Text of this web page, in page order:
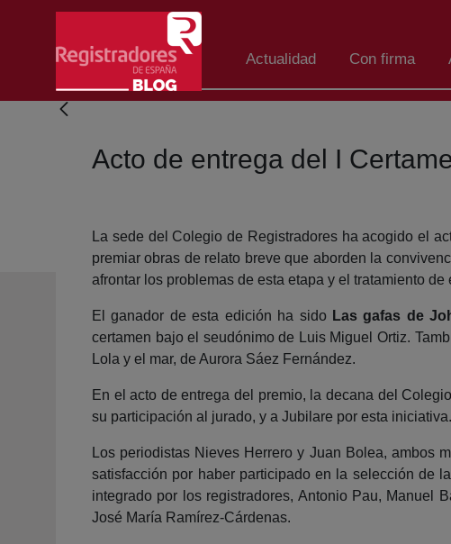
Saltar al contenido principal
Actualidad Con firma
Acto de entrega del I
La sede del Colegio de Registradores ha acogido el
premiar obras de relato breve que aborden la
afrontar los problemas de esta etapa y el tratamiento
El ganador de esta edición ha sido Las gafas de
certamen bajo el seudónimo de Luis Miguel Ortiz.
Lola y el mar, de Aurora Sáez Fernández.
En el acto de entrega del premio, la decana del
su participación al jurado, y a Jubilare por esta iniciativa.
Los periodistas Nieves Herrero y Juan Bolea, ambos
satisfacción por haber participado en la selección de
integrado por los registradores, Antonio Pau, Manuel
José María Ramírez-Cárdenas.